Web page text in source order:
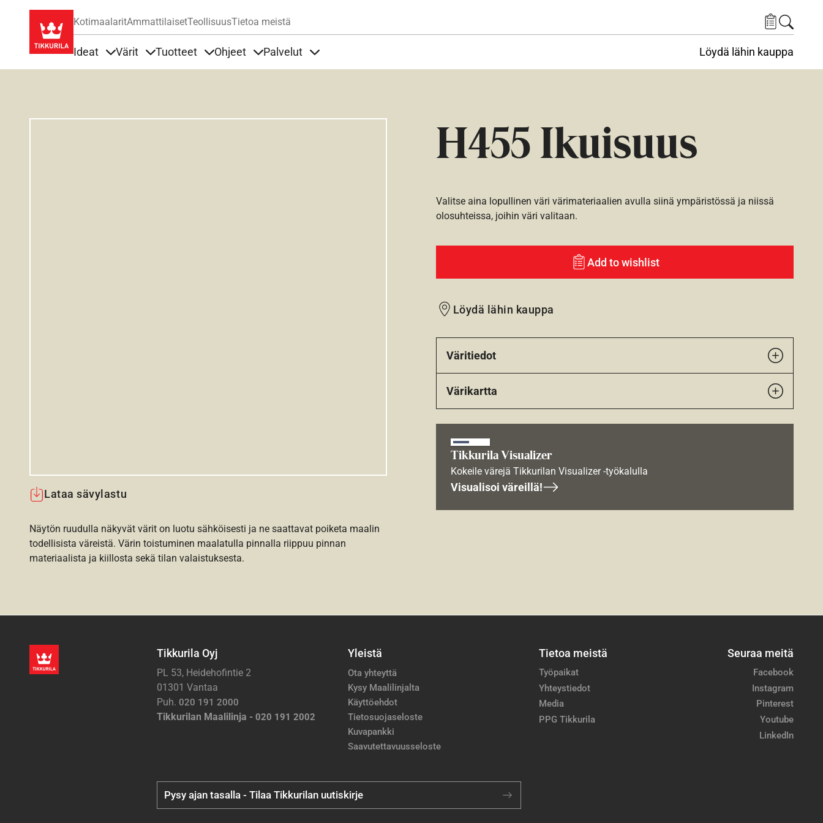
KotimaalaritAmmattilaisetTeollisuusTietoa meistä
Ideat Värit Tuotteet Ohjeet Palvelut Löydä lähin kauppa
H455 Ikuisuus
Lataa sävylastu
Näytön ruudulla näkyvät värit on luotu sähköisesti ja ne saattavat poiketa maalin
todellisista väreistä. Värin toistuminen maalatulla pinnalla riippuu pinnan
materiaalista ja kiillosta sekä tilan valaistuksesta.
Valitse aina lopullinen väri värimateriaalien avulla siinä ympäristössä ja niissä
olosuhteissa, joihin väri valitaan.
Add to wishlist
Löydä lähin kauppa
Väritiedot
Värikartta
Tikkurila Visualizer
Kokeile värejä Tikkurilan Visualizer -työkalulla
Visualisoi väreillä!
Tikkurila Oyj
PL 53, Heidehofintie 2
01301 Vantaa
Puh. 020 191 2000
Tikkurilan Maalilinja - 020 191 2002
Yleistä
Ota yhteyttä
Kysy Maalilinjalta
Käyttöehdot
Tietosuojaseloste
Kuvapankki
Saavutettavuusseloste
Tietoa meistä
Työpaikat
Yhteystiedot
Media
PPG Tikkurila
Seuraa meitä
Facebook
Instagram
Pinterest
Youtube
LinkedIn
Pysy ajan tasalla - Tilaa Tikkurilan uutiskirje